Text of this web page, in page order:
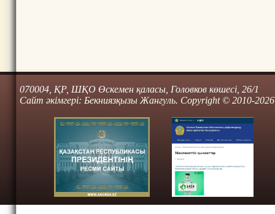
070004, ҚР, ШҚО Өскемен қаласы, Головков көшесі, 26/1
Сайт әкімгері: Бекниязқызы Жангуль. Copyright © 2010-2026